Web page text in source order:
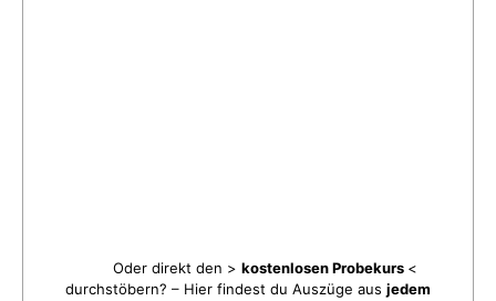
Oder direkt den > kostenlosen Probekurs <
durchstöbern? – Hier findest du Auszüge aus jedem